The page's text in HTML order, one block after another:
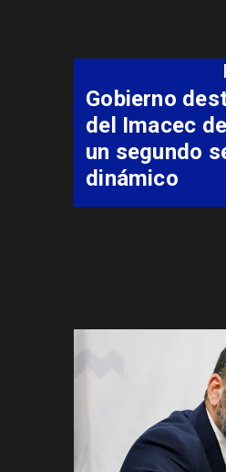
Coordinación
Delegación
Carabineros
aeromédico
aislado